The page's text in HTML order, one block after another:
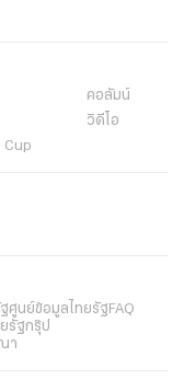
คอลัมน์
วิดีโอ
ศูนย์ข้อมูลไทยรัฐ FAQ
รัฐกรุ๊ป
า